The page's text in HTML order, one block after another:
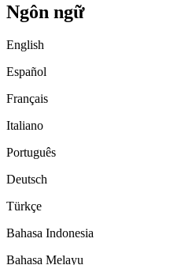
Ngôn ngữ
English
Español
Français
Italiano
Português
Deutsch
Türkçe
Bahasa Indonesia
Bahasa Melayu